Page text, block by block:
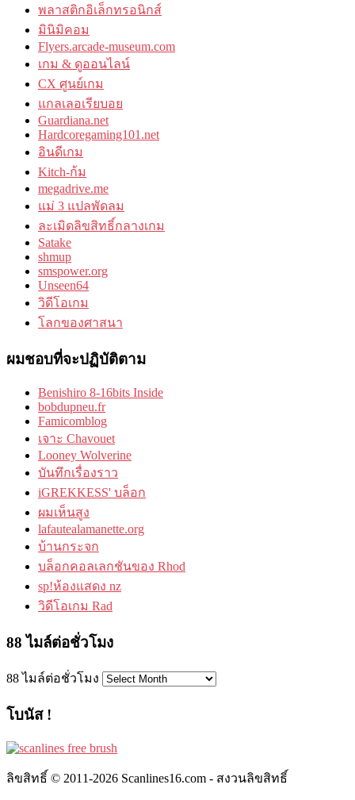
พลาสติกอิเล็กทรอนิกส์
มินิมิคอม
Flyers.arcade-museum.com
เกม & ดูออนไลน์
CX ศูนย์เกม
แกลเลอเรียบอย
Guardiana.net
Hardcoregaming101.net
อินดีเกม
Kitch-ก้ม
megadrive.me
แม่ 3 แปลพัดลม
ละเมิดลิขสิทธิ์กลางเกม
Satake
shmup
smspower.org
Unseen64
วิดีโอเกม
โลกของศาสนา
ผมชอบที่จะปฏิบัติตาม
Benishiro 8-16bits Inside
bobdupneu.fr
Famicomblog
เจาะ Chavouet
Looney Wolverine
บันทึกเรื่องราว
iGREKKESS' บล็อก
ผมเห็นสูง
lafautealamanette.org
บ้านกระจก
บล็อกคอลเลกชันของ Rhod
sp!ห้องแสดง nz
วิดีโอเกม Rad
88 ไมล์ต่อชั่วโมง
88 ไมล์ต่อชั่วโมง
โบนัส !
ลิขสิทธิ์ © 2011-2026 Scanlines16.com - สงวนลิขสิทธิ์